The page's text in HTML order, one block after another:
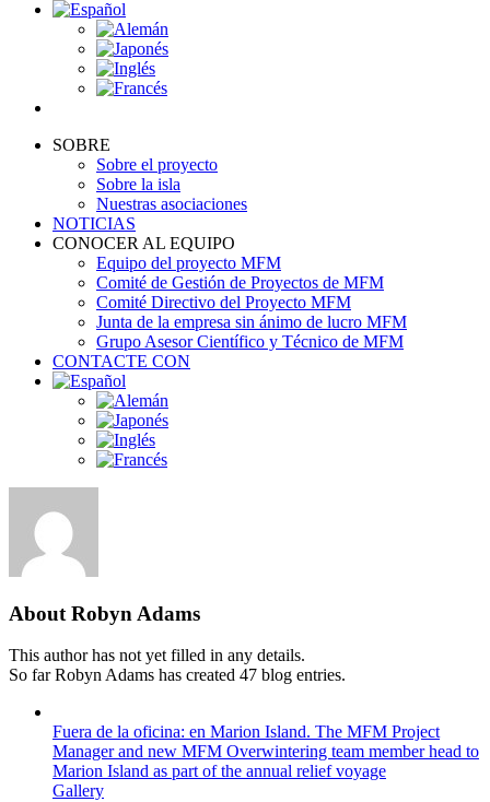
SOBRE
Sobre el proyecto
Sobre la isla
Nuestras asociaciones
NOTICIAS
CONOCER AL EQUIPO
Equipo del proyecto MFM
Comité de Gestión de Proyectos de MFM
Comité Directivo del Proyecto MFM
Junta de la empresa sin ánimo de lucro MFM
Grupo Asesor Científico y Técnico de MFM
CONTACTE CON
About Robyn Adams
This author has not yet filled in any details.
So far Robyn Adams has created 47 blog entries.
Fuera de la oficina: en Marion Island. The MFM Project
Manager and new MFM Overwintering team member head to
Marion Island as part of the annual relief voyage
Gallery